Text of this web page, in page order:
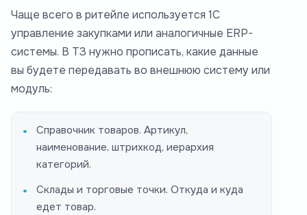
Чаще всего в ритейле используется 1С
управление закупками или аналогичные ERP-
системы. В ТЗ нужно прописать, какие данные
вы будете передавать во внешнюю систему или
модуль:
Справочник товаров. Артикул,
наименование, штрихкод, иерархия
категорий.
Склады и торговые точки. Откуда и куда
едет товар.